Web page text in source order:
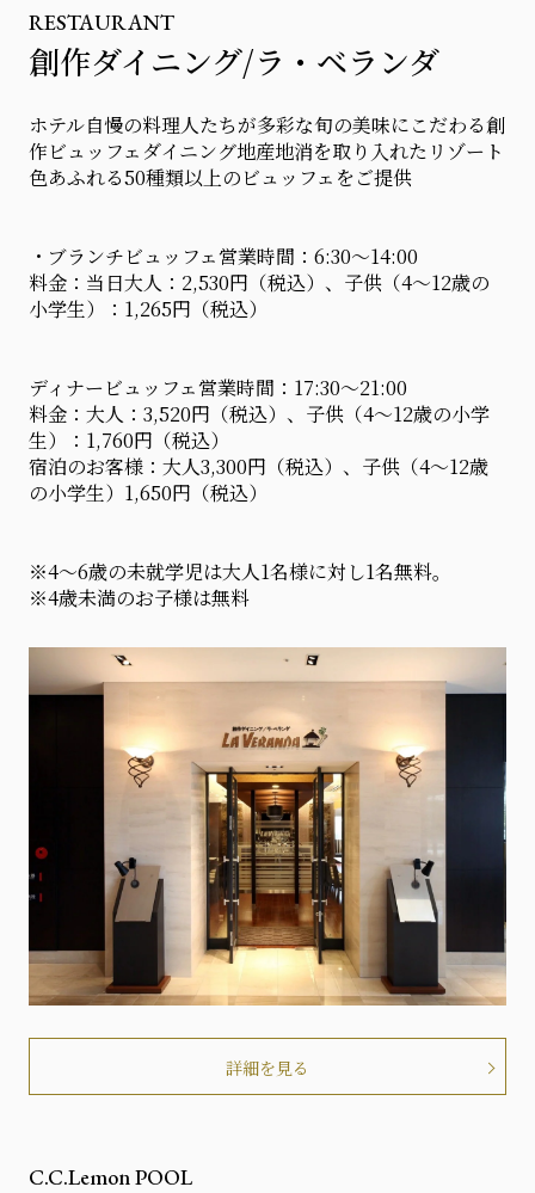
RESTAURANT
創作ダイニング/ラ・ベランダ
ホテル自慢の料理人たちが多彩な旬の美味にこだわる創
作ビュッフェダイニング地産地消を取り入れたリゾート
色あふれる50種類以上のビュッフェをご提供
・ブランチビュッフェ営業時間：6:30～14:00
料金：当日大人：2,530円（税込）、子供（4～12歳の
小学生）：1,265円（税込）
ディナービュッフェ営業時間：17:30～21:00
料金：大人：3,520円（税込）、子供（4～12歳の小学
生）：1,760円（税込）
宿泊のお客様：大人3,300円（税込）、子供（4～12歳
の小学生）1,650円（税込）
※4～6歳の未就学児は大人1名様に対し1名無料。
※4歳未満のお子様は無料
詳細を見る
C.C.Lemon POOL